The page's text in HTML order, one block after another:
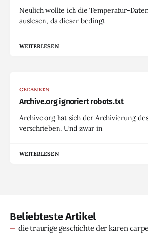
Neulich wollte ich die Temperatur-
auslesen, da dieser bedingt
WEITERLESEN
GEDANKEN
Archive.org ignoriert robots.txt
Archive.org hat sich der Archivierung
verschrieben. Und zwar in
WEITERLESEN
Beliebteste Artikel
die traurige geschichte der karen